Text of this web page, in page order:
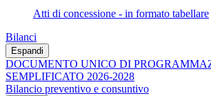
Atti di concessione - in formato tabellare
Bilanci
Espandi
DOCUMENTO UNICO DI
SEMPLIFICATO 2026-2028
Bilancio preventivo e consuntivo